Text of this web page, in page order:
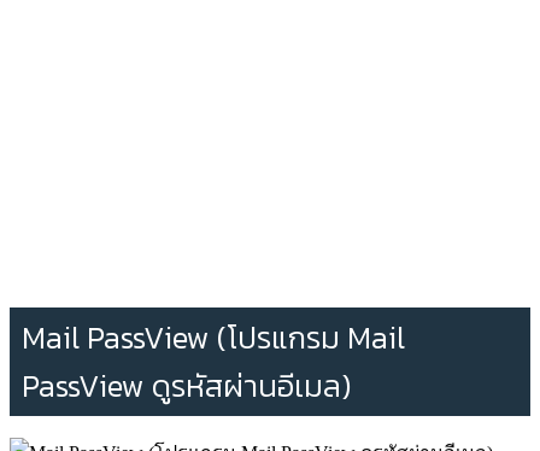
Mail PassView (โปรแกรม Mail
PassView ดูรหัสผ่านอีเมล)